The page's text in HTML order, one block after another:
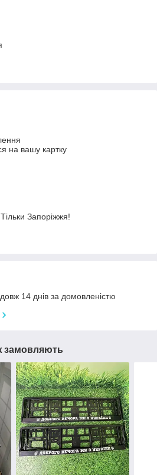
на вашу картку
Запоріжжя!
14 днів за домовленістю
замовляють